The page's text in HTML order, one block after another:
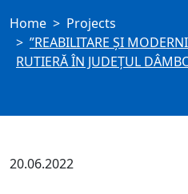
Home
Projects
”REABILITARE ȘI
RUTIERĂ ÎN JUDEȚUL
20.06.2022